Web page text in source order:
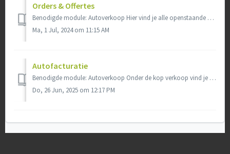
Orders & Offertes
Benodigde module: Autoverkoop Hier vind je alle openstaande verkooporders en -offertes. Je kunt eenvoudig zoeken tussen je orders of offertes door het v...
Ma, 1 Jul, 2024 om 11:15 AM
Autofacturatie
Benodigde module: Autoverkoop Onder de kop verkoop vind je ook autofacturatie. Hierin kun je een factuur maken voor de te verkopen auto en indien van to...
Do, 26 Jun, 2025 om 12:17 PM